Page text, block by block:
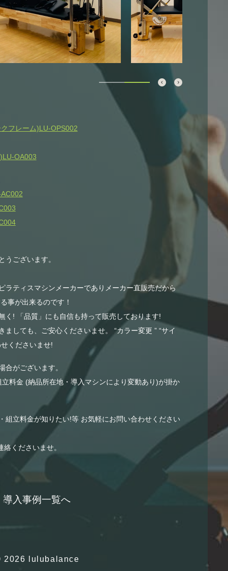
フレーム)LU-OPS002
OA003
うございます。
ラティスマシンメーカーでありメーカー直販売だから
事が出来るのです！
く! 「品質」にも自信も持って販売しております!
しても、ご安心くださいませ。 “カラー変更 ” “サイ
くださいませ!
がございます。
料金 (納品所在地・導入マシンにより変動あり)が掛か
組立料金が知りたい!等 お気軽にお問い合わせください
くださいませ。
導入事例一覧へ
2026 lulubalance